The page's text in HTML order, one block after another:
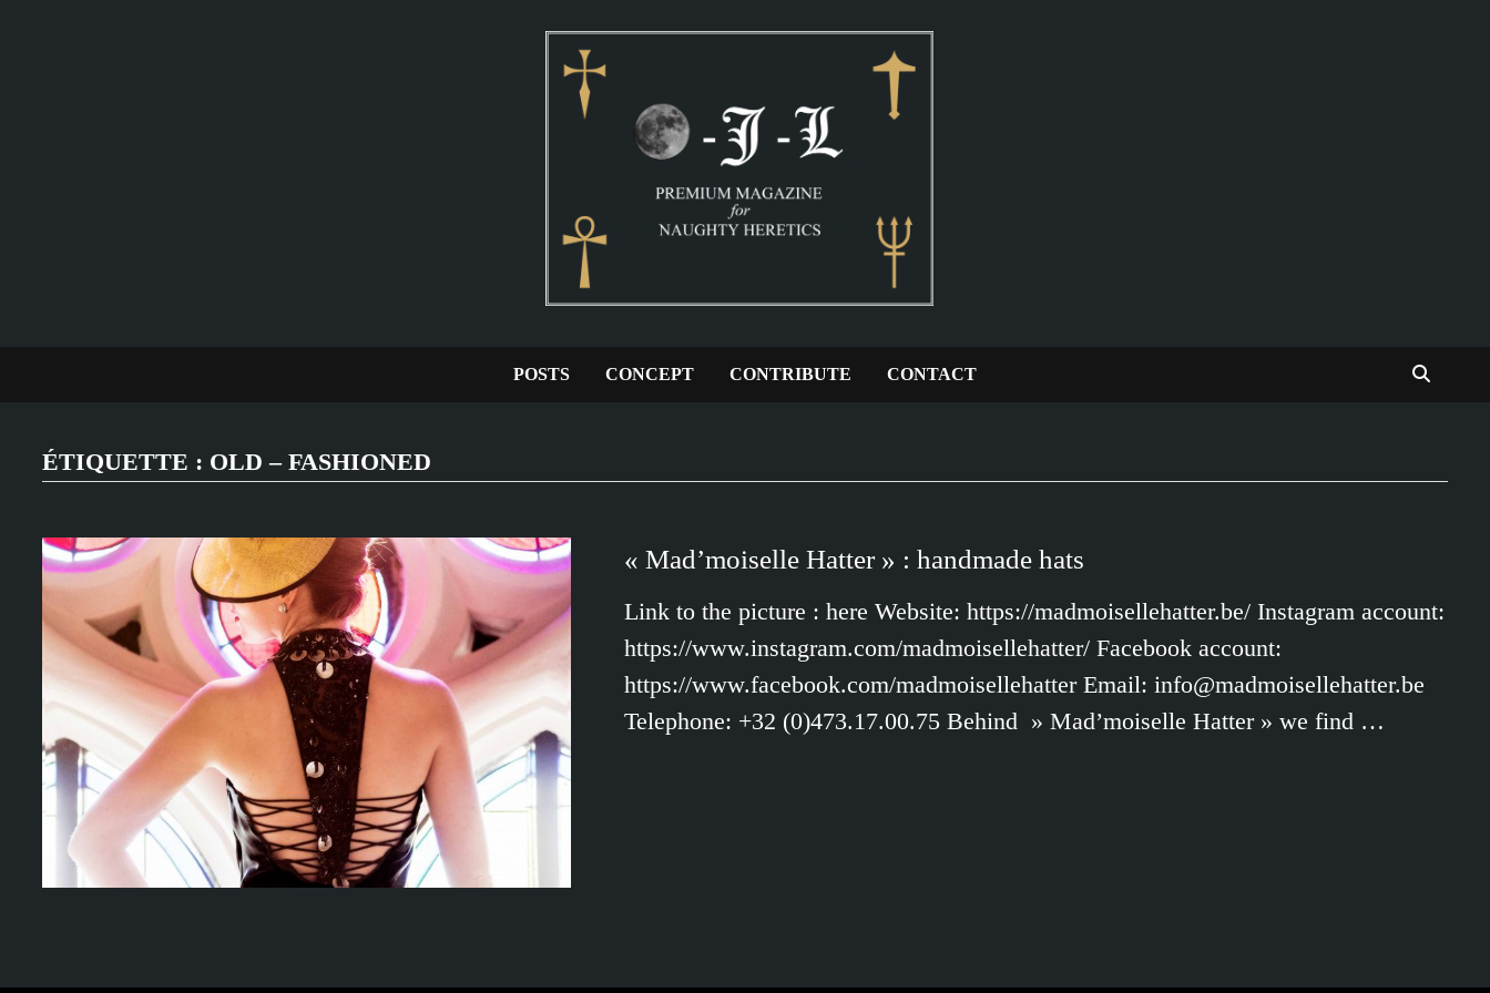
POSTS CONCEPT CONTRIBUTE CONTACT
ÉTIQUETTE : OLD – FASHIONED
« Mad’moiselle Hatter » : handmade hats
Link to the picture : here Website: https://madmoisellehatter.be/ Instagram account:
https://www.instagram.com/madmoisellehatter/ Facebook account:
https://www.facebook.com/madmoisellehatter Email: info@madmoisellehatter.be
Telephone: +32 (0)473.17.00.75 Behind » Mad’moiselle Hatter » we find …